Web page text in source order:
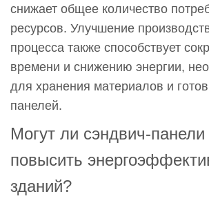
Что
следует
учитывать
при
оценке
экологичности?
Как
отраслевые
снижает общее количество
ресурсов. Улучшение
процесса также способствует
времени и снижению энергии,
для хранения материалов и
панелей.
Могут ли сэндвич-
повысить
зданий?